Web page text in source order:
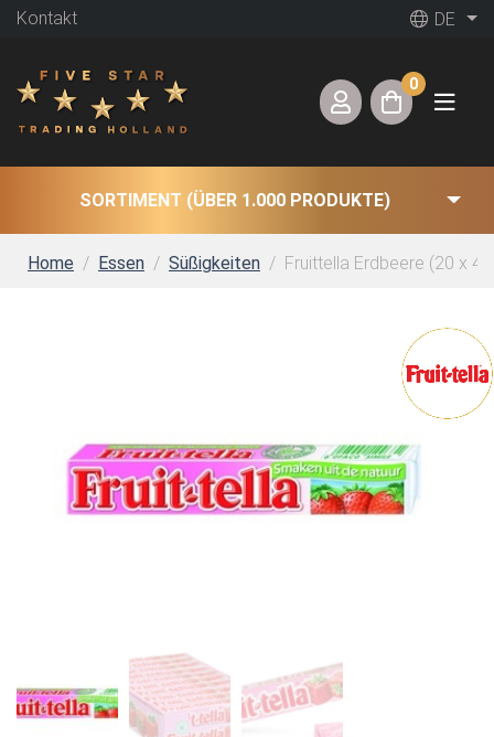
Kontakt DE
0
SORTIMENT (ÜBER 1.000 PRODUKTE)
Home Essen Süßigkeiten Fruittella Erdbeere (20 x